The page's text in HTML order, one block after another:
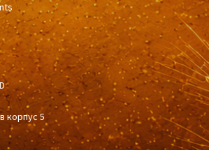
корпус 5